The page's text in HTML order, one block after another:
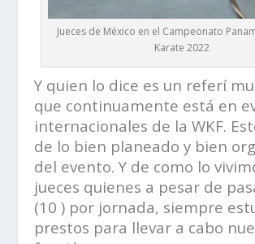
Jueces de México en el Campeonato
Karate 2022
Y quien lo dice es un referí
que continuamente está en
internacionales de la WKF.
de lo bien planeado y bien
del evento. Y de como lo
jueces quienes a pesar de
(10 ) por jornada, siempre
prestos para llevar a cabo